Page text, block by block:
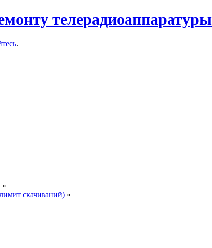
телерадиоаппаратуры
.
»
скачиваний) »